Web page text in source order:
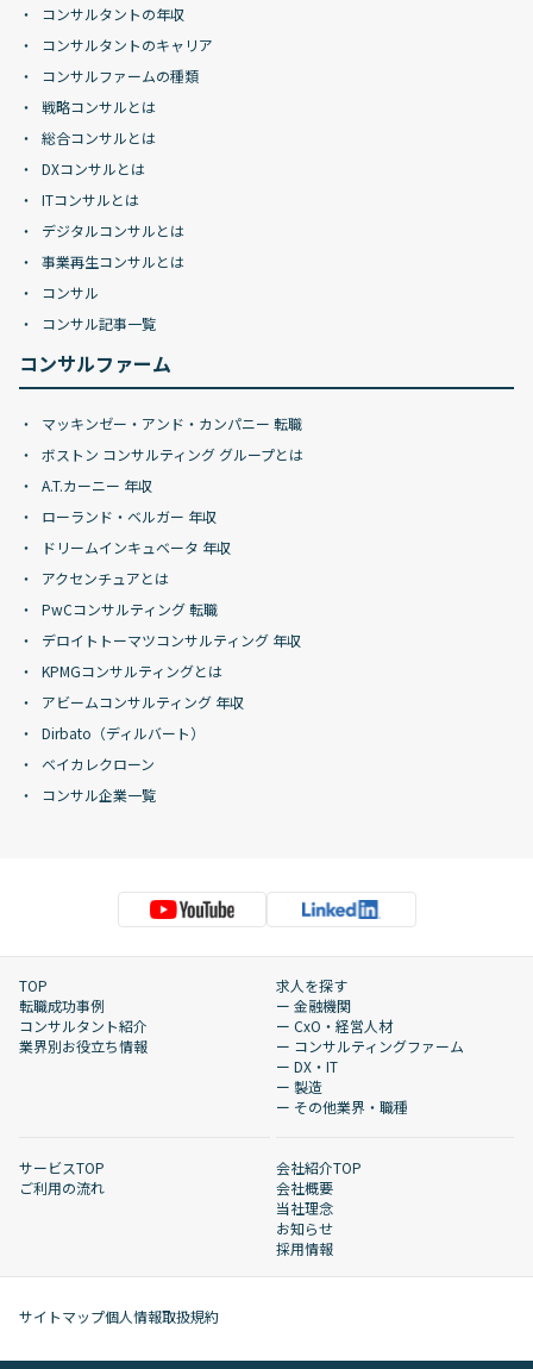
コンサルタントの年収
コンサルタントのキャリア
コンサルファームの種類
戦略コンサルとは
総合コンサルとは
DXコンサルとは
ITコンサルとは
デジタルコンサルとは
事業再生コンサルとは
コンサル
コンサル記事一覧
コンサルファーム
マッキンゼー・アンド・カンパニー 転職
ボストン コンサルティング グループとは
A.T.カーニー 年収
ローランド・ベルガー 年収
ドリームインキュベータ 年収
アクセンチュアとは
PwCコンサルティング 転職
デロイトトーマツコンサルティング 年収
KPMGコンサルティングとは
アビームコンサルティング 年収
Dirbato（ディルバート）
ベイカレクローン
コンサル企業一覧
TOP
転職成功事例
コンサルタント紹介
業界別お役立ち情報
求人を探す
ー 金融機関
ー CxO・経営人材
ー コンサルティングファーム
ー DX・IT
ー 製造
ー その他業界・職種
サービスTOP
ご利用の流れ
会社紹介TOP
会社概要
当社理念
お知らせ
採用情報
サイトマップ個人情報取扱規約